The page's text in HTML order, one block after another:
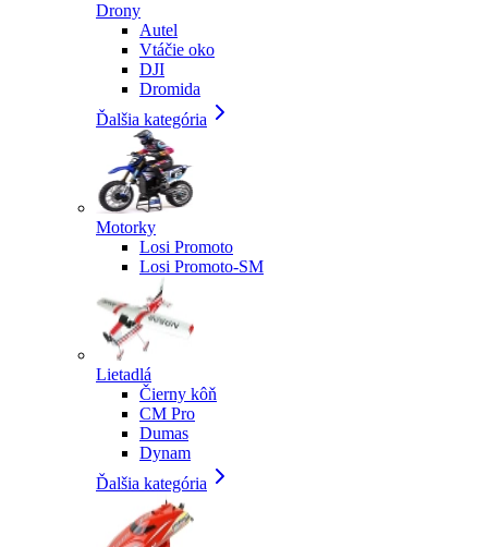
Drony
Autel
Vtáčie oko
DJI
Dromida
Ďalšia kategória
Motorky
Losi Promoto
Losi Promoto-SM
Lietadlá
Čierny kôň
CM Pro
Dumas
Dynam
Ďalšia kategória